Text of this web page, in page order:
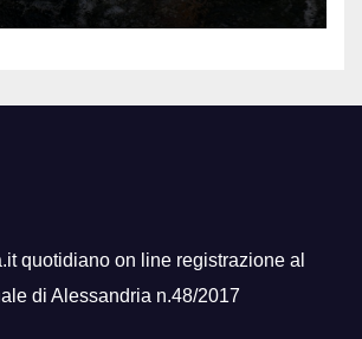
quotidiano on line registrazione al
di Alessandria n.48/2017